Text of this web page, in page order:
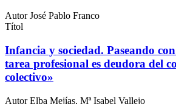
Autor José Pablo Franco
Títol
Infancia y sociedad. Paseando
tarea profesional es deudora del
colectivo»
Autor Elba Mejías, Mª Isabel Vallejo